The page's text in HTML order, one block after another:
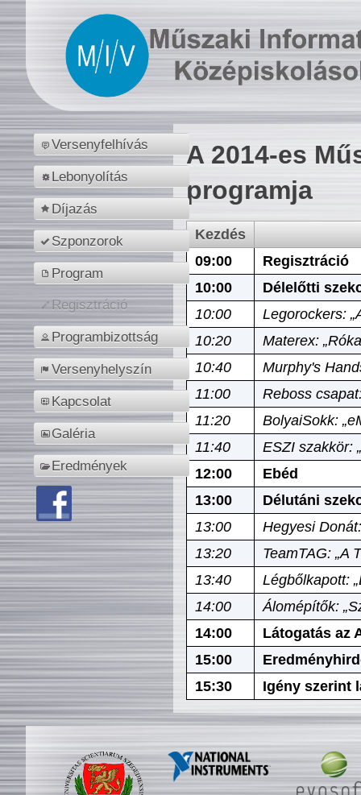
Versenyfelhívás
Lebonyolítás
Díjazás
Szponzorok
Program
Regisztráció
Programbizottság
Versenyhelyszín
Kapcsolat
Galéria
Eredmények
A 2014-es
programja
Kezdés
09:00
Regisztráció
10:00
Délelőtti
10:00
Legorockers:
10:20
Materex:
10:40
Murphy's
11:00
Reboss
11:20
BolyaiSokk:
11:40
ESZI szakkör:
12:00
Ebéd
13:00
Délutáni
13:00
Hegyesi
13:20
TeamTAG: „A
13:40
Légbőlkapott:
14:00
Álomépítők:
14:00
Látogatás az
15:00
15:30
Igény szerint